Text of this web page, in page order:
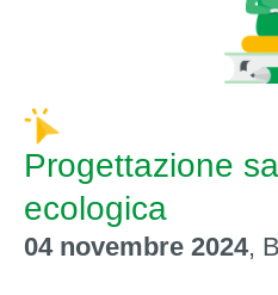
Progettazione
ecologica
04 novembre 2024‍,